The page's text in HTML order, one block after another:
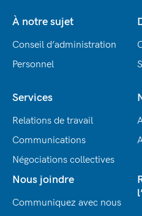
À notre sujet
Conseil d’administration
Personnel
Services
Relations de travail
Communications
Négociations collectives
Nous joindre
Communiquez avec nous